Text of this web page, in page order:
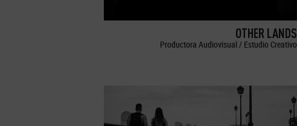
OTHER LANDS
Productora Audiovisual / Estudio Creativo